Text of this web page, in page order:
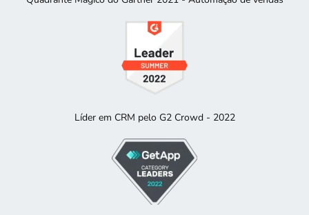
Líder em CRM pelo G2 Crowd - 2022